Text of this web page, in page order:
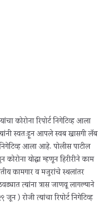
कोरोना रिपोर्ट निगेटिव्ह आला
स्वतःहून आपले स्वब खासगी लॅब
आला आहे. पोलीस पाटील
कोरोना योद्धा म्हणून हिरीरीने काम
कामगार व मजुरांचे स्थलांतर
त्यांना त्रास जाणवू लागल्याने
रोजी त्यांचा रिपोर्ट निगेटिव्ह